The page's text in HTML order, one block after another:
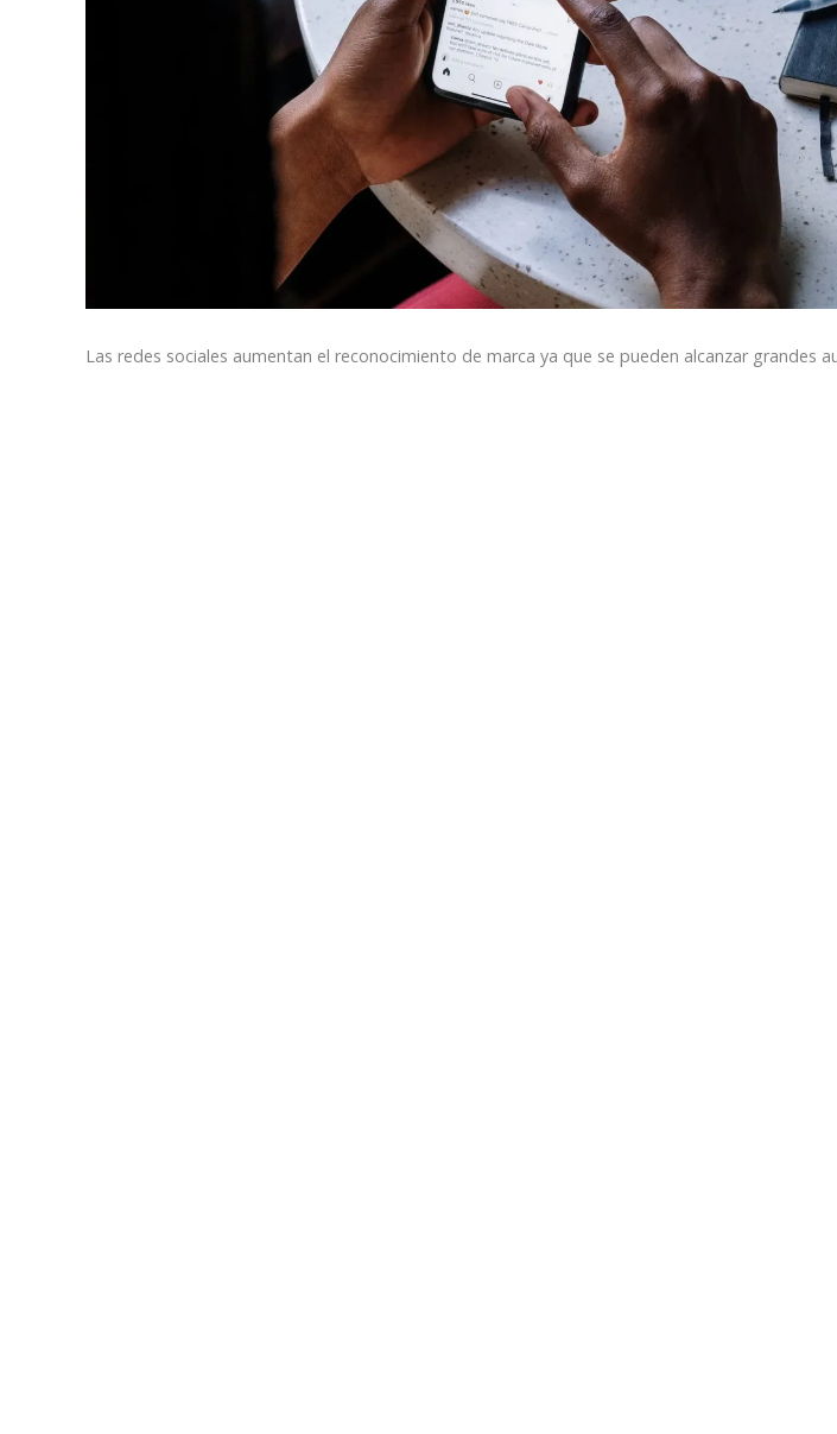
Las redes sociales aumentan el reconocimiento de marca ya que se pueden alcanzar grandes